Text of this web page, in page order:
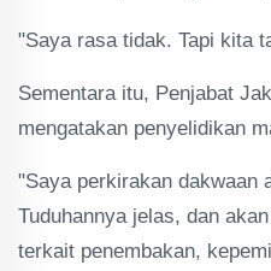
"Saya rasa tidak. Tapi kita
Sementara itu, Penjabat
mengatakan penyelidikan
"Saya perkirakan dakwaan
Tuduhannya jelas, dan
terkait penembakan,